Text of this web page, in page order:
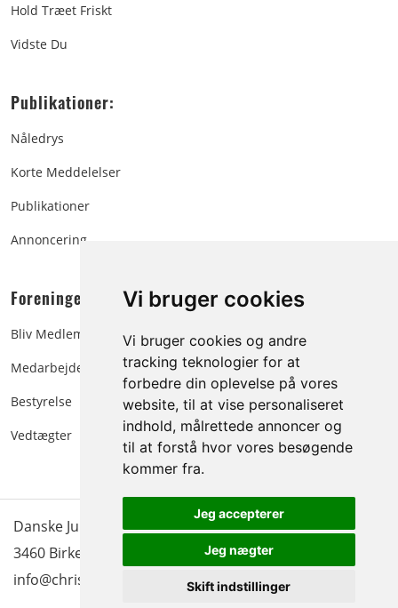
Vi bruger cookies
Vi bruger cookies og andre
tracking teknologier for at
forbedre din oplevelse på vores
website, til at vise personaliseret
indhold, målrettede annoncer og
til at forstå hvor vores besøgende
kommer fra.
Jeg accepterer
Jeg nægter
Skift indstillinger
Hold Træet Friskt
Vidste Du
Publikationer:
Nåledrys
Korte Meddelelser
Publikationer
Annoncering
Foreningen:
Bliv Medlem
Medarbejdere
Bestyrelse
Vedtægter
Danske Juletræer - træer & grønt | Blokken 15 | DK-
3460 Birkerød |
Tlf.: 45 35 24 12|
info@christmastree.dk